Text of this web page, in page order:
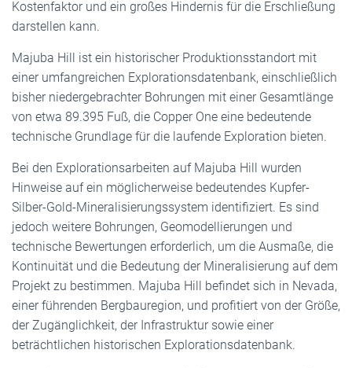
Kostenfaktor und ein großes Hindernis für die Erschließung
darstellen kann.
Majuba Hill ist ein historischer Produktionsstandort mit
einer umfangreichen Explorationsdatenbank, einschließlich
bisher niedergebrachter Bohrungen mit einer Gesamtlänge
von etwa 89.395 Fuß, die Copper One eine bedeutende
technische Grundlage für die laufende Exploration bieten.
Bei den Explorationsarbeiten auf Majuba Hill wurden
Hinweise auf ein möglicherweise bedeutendes Kupfer-
Silber-Gold-Mineralisierungssystem identifiziert. Es sind
jedoch weitere Bohrungen, Geomodellierungen und
technische Bewertungen erforderlich, um die Ausmaße, die
Kontinuität und die Bedeutung der Mineralisierung auf dem
Projekt zu bestimmen. Majuba Hill befindet sich in Nevada,
einer führenden Bergbauregion, und profitiert von der Größe,
der Zugänglichkeit, der Infrastruktur sowie einer
beträchtlichen historischen Explorationsdatenbank.